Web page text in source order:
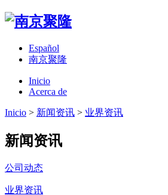
Español
南京聚隆
Inicio
Acerca de
Inicio > 新闻资讯 > 业界资讯
新闻资讯
公司动态
业界资讯